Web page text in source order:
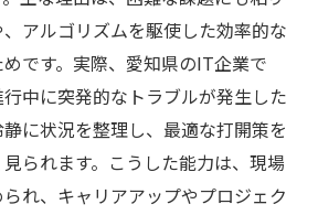
ンジニアの成長に繋がる競技経
武器にシステムエンジニアへ転
ンジニアに必要な競技スキルを
アルゴリズムを駆使した効率的な
です。実際、愛知県のIT企業で
中に突発的なトラブルが発生した
に状況を整理し、最適な打開策を
られます。こうした能力は、現場
れ、キャリアアップやプロジェク